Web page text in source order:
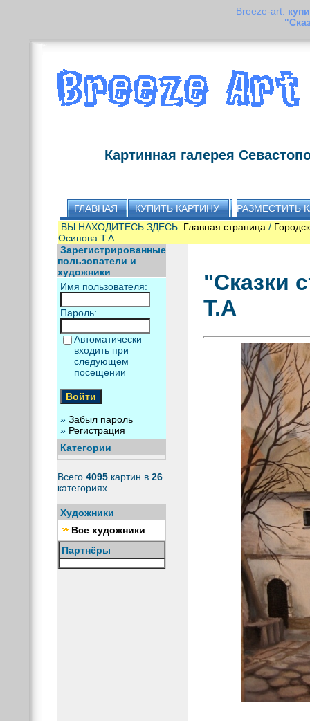
Breeze-art:
Картинная галерея
ГЛАВНАЯ КУПИТЬ КАРТИНУ
РАЗМЕСТИТЬ
ВЫ НАХОДИТЕСЬ ЗДЕСЬ: Главная страница /
Осипова Т.А
Зарегистрированные
пользователи и
художники
Имя пользователя:
Пароль:
Автоматически
входить при
следующем
посещении
» Забыл пароль
» Регистрация
Категории
Всего 4095 картин в 26
категориях.
Художники
Все художники
Партнёры
"Сказки
Т.А